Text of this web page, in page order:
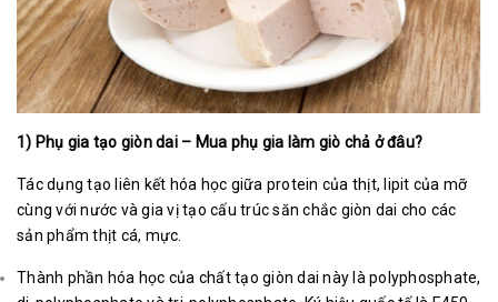
1) Phụ gia tạo giòn dai – Mua phụ gia làm giò chả ở đâu?
Tác dụng tạo liên kết hóa học giữa protein của thịt, lipit của mỡ
cùng với nước và gia vị tạo cấu trúc săn chắc giòn dai cho các
sản phẩm thịt cá, mực.
Thành phần hóa học của chất tạo giòn dai này là polyphosphate,